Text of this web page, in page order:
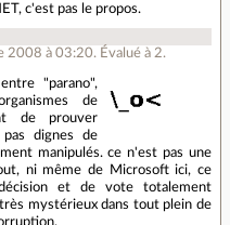
c'est pas le propos.
2008 à 03:20. Évalué à 2.
"parano",
de
de prouver
dignes de
manipulés. ce n'est pas une
ni même de Microsoft ici, ce
et de vote totalement
mystérieux dans tout plein de